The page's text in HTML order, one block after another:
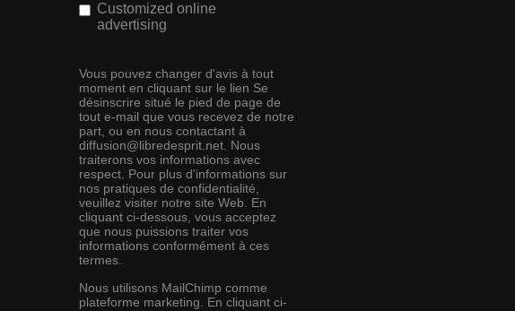
Customized online
advertising
Vous pouvez changer d'avis à tout
moment en cliquant sur le lien Se
désinscrire situé le pied de page de
tout e-mail que vous recevez de notre
part, ou en nous contactant à
diffusion@libredesprit.net. Nous
traiterons vos informations avec
respect. Pour plus d'informations sur
nos pratiques de confidentialité,
veuillez visiter notre site Web. En
cliquant ci-dessous, vous acceptez
que nous puissions traiter vos
informations conformément à ces
termes.
Nous utilisons MailChimp comme
plateforme marketing. En cliquant ci-